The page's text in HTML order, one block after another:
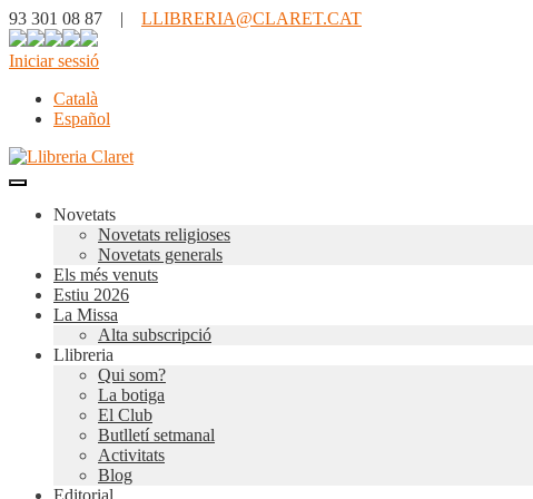
93 301 08 87 | LLIBRERIA@CLARET.CAT
Iniciar sessió
Català
Español
Novetats
Novetats religioses
Novetats generals
Els més venuts
Estiu 2026
La Missa
Alta subscripció
Llibreria
Qui som?
La botiga
El Club
Butlletí setmanal
Activitats
Blog
Editorial